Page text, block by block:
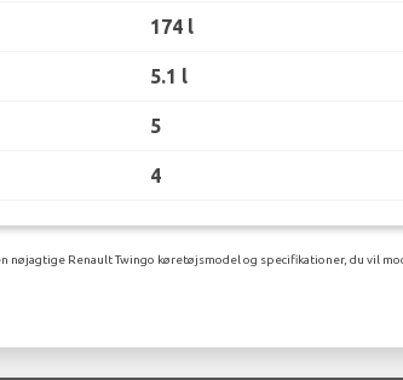
174 l
5.1 l
5
4
Renault Twingo køretøjsmodel og specifikationer, du vil